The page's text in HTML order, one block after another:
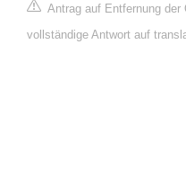
Antrag auf Entfernung der
vollständige Antwort auf